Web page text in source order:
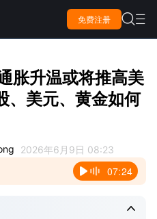
免费注册  
胀升温或将推高美
、美元、黄金如何
2026年6月9日 08:23
07:24
